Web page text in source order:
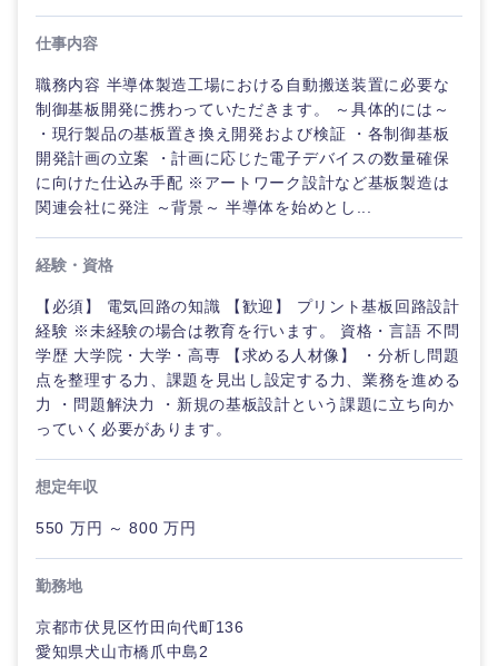
仕事内容
職務内容 半導体製造工場における自動搬送装置に必要な
制御基板開発に携わっていただきます。 ～具体的には～
・現行製品の基板置き換え開発および検証 ・各制御基板
開発計画の立案 ・計画に応じた電子デバイスの数量確保
に向けた仕込み手配 ※アートワーク設計など基板製造は
関連会社に発注 ～背景～ 半導体を始めとし...
経験・資格
【必須】 電気回路の知識 【歓迎】 プリント基板回路設計
経験 ※未経験の場合は教育を行います。 資格・言語 不問
学歴 大学院・大学・高専 【求める人材像】 ・分析し問題
点を整理する力、課題を見出し設定する力、業務を進める
力 ・問題解決力 ・新規の基板設計という課題に立ち向か
っていく必要があります。
想定年収
550 万円 ～ 800 万円
勤務地
京都市伏見区竹田向代町136
愛知県犬山市橋爪中島2